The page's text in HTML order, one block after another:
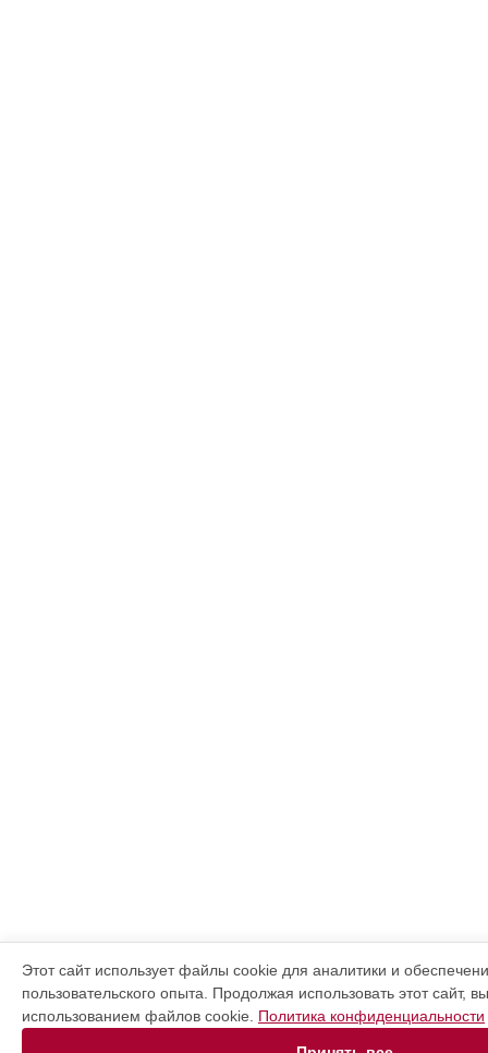
Этот сайт использует файлы cookie для аналитики и
пользовательского опыта. Продолжая использовать этот сайт,
использованием файлов cookie. Политика конфиденциальности